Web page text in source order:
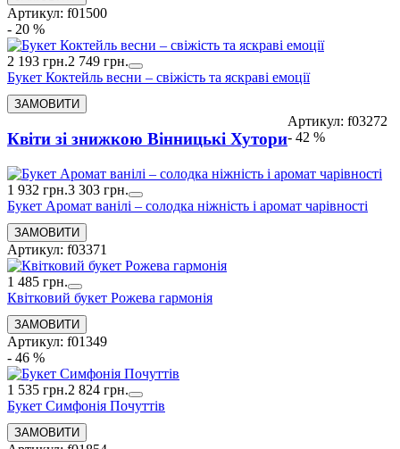
Артикул: f01500
- 20 %
2 193 грн.2 749 грн.
Букет Коктейль весни – свіжість та яскраві емоції
Квіти зі знижкою Вінницькі Хутори
Артикул: f03272
- 42 %
1 932 грн.3 303 грн.
Букет Аромат ванілі – солодка ніжність і аромат чарівності
Артикул: f03371
1 485 грн.
Квітковий букет Рожева гармонія
Артикул: f01349
- 46 %
1 535 грн.2 824 грн.
Букет Симфонія Почуттів